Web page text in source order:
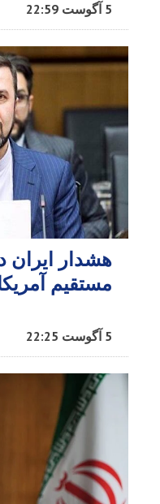
5 آگوست 22:59
هشدار ایران
مستقیم
5 آگوست 22:25